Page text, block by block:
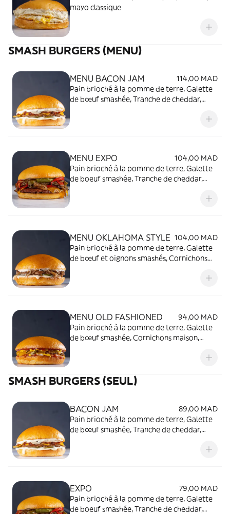
mayo classique
SMASH BURGERS (MENU)
MENU BACON JAM
114,00 MAD
Pain brioché à la pomme de terre, Galette
de bœuf smashée, Tranche de cheddar,
MENU EXPO
104,00 MAD
Pain brioché à la pomme de terre, Galette
de boeuf smashée, Tranche de cheddar,
MENU OKLAHOMA STYLE 104,00 MAD
Pain brioché à la pomme de terre, Galette
de bœuf et oignons smashés, Cornichons
MENU OLD FASHIONED
94,00 MAD
Pain brioché à la pomme de terre, Galette
de bœuf smashée, Cornichons maison,
SMASH BURGERS (SEUL)
BACON JAM
89,00 MAD
Pain brioché à la pomme de terre, Galette
de bœuf smashée, Tranche de cheddar,
EXPO
79,00 MAD
Pain brioché à la pomme de terre, Galette
de boeuf smashée, Tranche de cheddar,